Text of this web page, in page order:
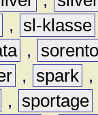
, sl-klasse
,
, spark ,
, sportage